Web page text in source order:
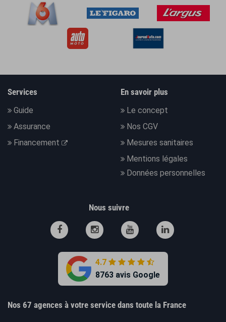
Services
Guide
Assurance
Financement
En savoir plus
Le concept
Nos CGV
Mesures sanitaires
Mentions légales
Données personnelles
Nous suivre
4.7
8763 avis Google
Nos 67 agences à votre service dans toute la France